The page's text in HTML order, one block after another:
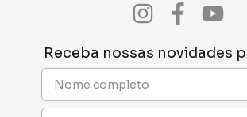
Receba nossas novidades